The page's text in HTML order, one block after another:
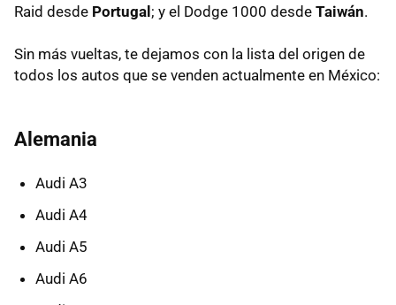
Raid desde Portugal; y el Dodge 1000 desde Taiwán.
Sin más vueltas, te dejamos con la lista del origen de
todos los autos que se venden actualmente en México:
Alemania
Audi A3
Audi A4
Audi A5
Audi A6